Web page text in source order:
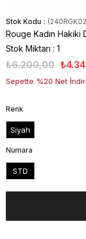
Stok Kodu
Rouge Kadın Hakiki
Stok Miktarı : 1
₺6.200,00
Sepette %20 Net
Renk
Siyah
Numara
STD